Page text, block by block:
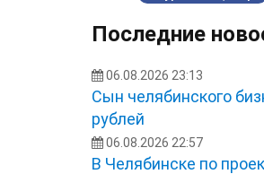
Последние
06.08.2026 23:13
Сын челябинского
рублей
06.08.2026 22:57
В Челябинске по